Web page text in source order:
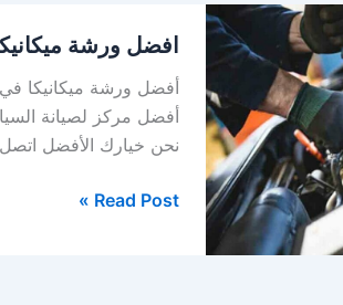
افضل ورشة
أفضل ورشة ميكانيكا في
أفضل مركز لصيانة
نحن خيارك الأفضل اتصل بنا: 0569391132
ورشة
ميكانيكا
سيارات
القطيف
–
Read Post »